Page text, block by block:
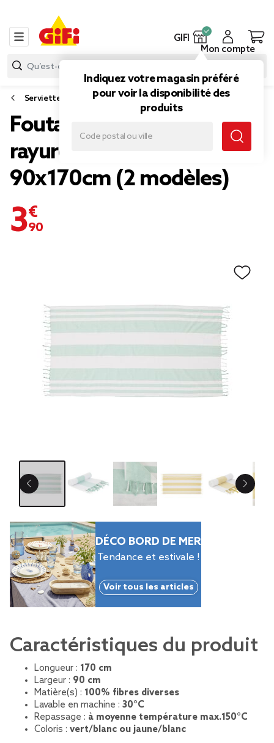
GIFI
Indiquez votre magasin préféré
pour voir la disponibilité des
produits
Mon compte
Serviette de plage et natte
Fouta 1 personne coton
rayure bayadère
90x170cm (2 modèles)
3,90 €
DÉCO BORD DE MER
Tendance et estivale !
Voir tous les articles
Caractéristiques du produit
Longueur : 170 cm
Largeur : 90 cm
Matière(s) : 100% fibres diverses
Lavable en machine : 30°C
Repassage : à moyenne température max.150°C
Coloris : vert/blanc ou jaune/blanc